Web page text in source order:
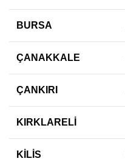
BURSA
ÇANAKKALE
ÇANKIRI
KIRKLARELİ
KİLİS